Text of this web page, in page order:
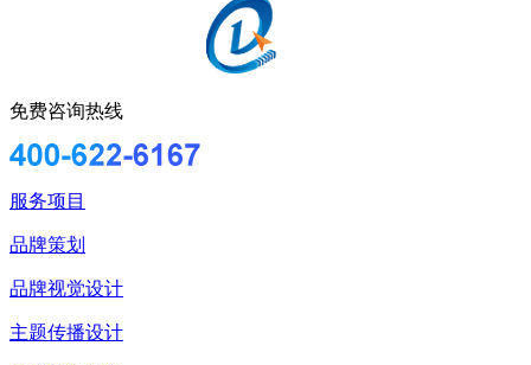
免费咨询热线
服务项目
品牌策划
品牌视觉设计
主题传播设计